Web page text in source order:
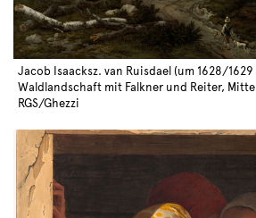
Jacob Isaacksz. van Ruisdael (um 1628/1629
Waldlandschaft mit Falkner und Reiter,
RGS/Ghezzi